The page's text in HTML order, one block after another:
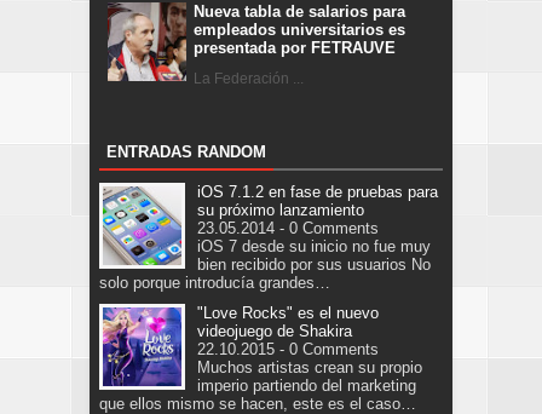
Nueva tabla de salarios para
empleados universitarios es
presentada por FETRAUVE
La Federación ...
ENTRADAS RANDOM
iOS 7.1.2 en fase de pruebas para
su próximo lanzamiento
23.05.2014 - 0 Comments
iOS 7 desde su inicio no fue muy
bien recibido por sus usuarios No
solo porque introducía grandes…
"Love Rocks" es el nuevo
videojuego de Shakira
22.10.2015 - 0 Comments
Muchos artistas crean su propio
imperio partiendo del marketing
que ellos mismo se hacen, este es el caso…